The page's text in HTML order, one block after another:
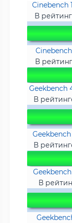
Cinebench
В
В
Geekbench
В
В
В